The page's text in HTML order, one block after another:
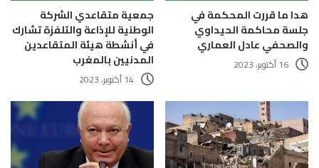
هدا ما قررت المحكمة في
جلسة محاكمة الحيداوي
والصحفي عادل العماري
16 أكتوبر، 2023
جمعية متقاعدي الشركة
الوطنية للإذاعة والتلفزة تشارك
في أنشطة هيئة المتقاعدين
المدنيين بالمغرب
14 أكتوبر، 2023